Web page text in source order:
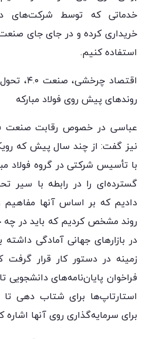
خدماتی که توسط شرکت‌های
خریداری کرده و در جای جای صنعت
استفاده کنیم.
اقتصاد
روندهای پیش روی فولاد مبارکه
عباسی در خصوص رقابت صنعت
نیز گفت: از چند سال پیش که
با تأسیس شرکتی در گروه فولاد
گسترده‌ای را در رابطه با سیر
دادیم که بر اساس آنها مفاهیم
روند مشخص کردیم که باید در چه
در بازارهای جهانی آمادگی
زمینه در دستور کار قرار
فراخوان پایان‌نامه‌های دانشجویی
استارتاپ‌ها برای شتاب دهی
برای سرمایه‌گذاری روی آنها اشاره